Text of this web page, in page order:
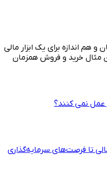
هم اندازه برای یک ابزار مالی
خرید و فروش همزمان
عمل نمی ‌کنند؟
تا فرصت‌های سرمایه‌گذاری